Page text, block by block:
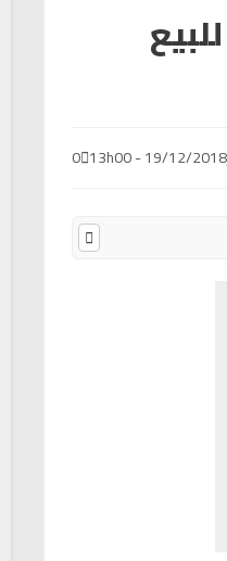
19/12/2018 - 13h00
0